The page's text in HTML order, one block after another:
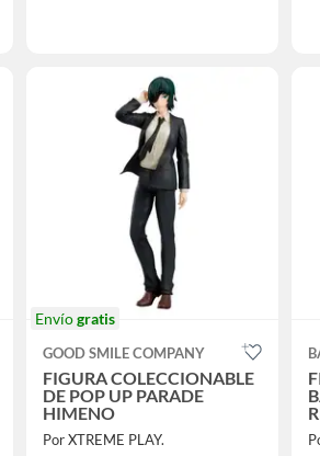
Envíogratis
GOOD SMILE COMPANY
FIGURA COLECCIONABLE
DE POP UP PARADE
HIMENO
Por XTREME PLAY.